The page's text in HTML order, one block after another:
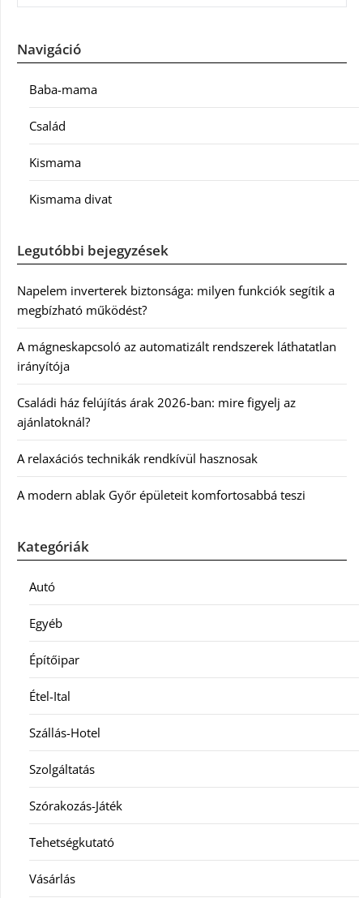
Navigáció
Baba-mama
Család
Kismama
Kismama divat
Legutóbbi bejegyzések
Napelem inverterek biztonsága: milyen funkciók segítik a
megbízható működést?
A mágneskapcsoló az automatizált rendszerek láthatatlan
irányítója
Családi ház felújítás árak 2026-ban: mire figyelj az
ajánlatoknál?
A relaxációs technikák rendkívül hasznosak
A modern ablak Győr épületeit komfortosabbá teszi
Kategóriák
Autó
Egyéb
Építőipar
Étel-Ital
Szállás-Hotel
Szolgáltatás
Szórakozás-Játék
Tehetségkutató
Vásárlás